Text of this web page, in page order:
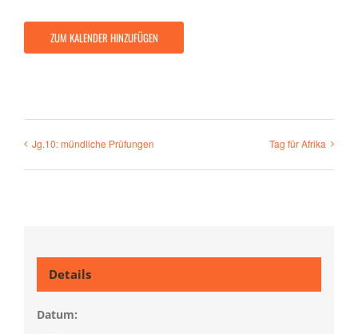
ZUM KALENDER HINZUFÜGEN
Jg.10: mündliche Prüfungen Tag für Afrika
Details
Datum: